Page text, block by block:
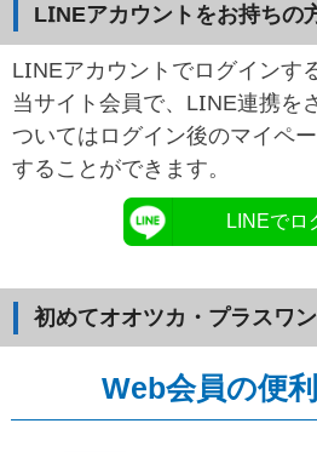
LINEアカウントをお持ちの
LINEアカウントでログインす
当サイト会員で、LINE連携を
ついてはログイン後のマイペ
することができます。
LINEでロ
初めてオオツカ・プラスワ
Web会員の便